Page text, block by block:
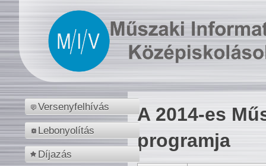
Versenyfelhívás
Lebonyolítás
Díjazás
A 2014-es
programja